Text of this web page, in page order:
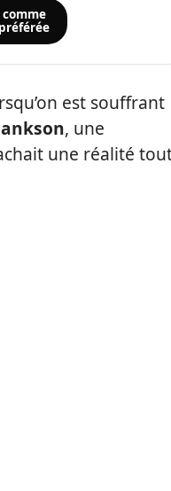
est souffrant
, une
une réalité